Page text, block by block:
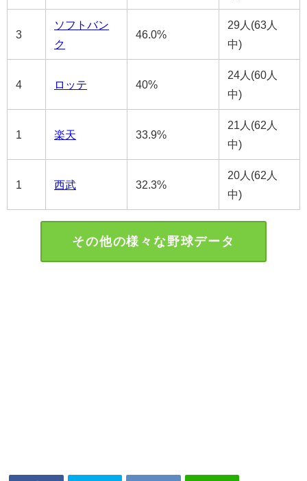
3
ソフトバン
ク
46.0%
29人(63人
中)
4 ロッテ 40%
24人(60人
中)
1 楽天 33.9%
21人(62人
中)
1 西武 32.3%
20人(62人
中)
その他の様々な野球データ